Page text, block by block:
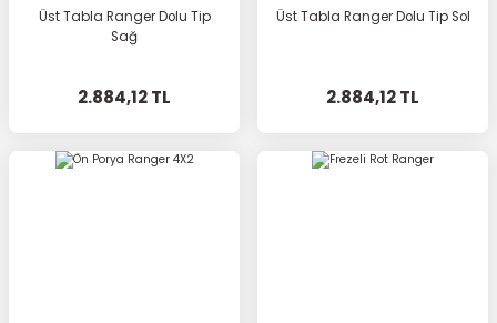
Üst Tabla Ranger Dolu Tip
Sağ
2.884,12 TL
Üst Tabla Ranger Dolu Tip Sol
2.884,12 TL